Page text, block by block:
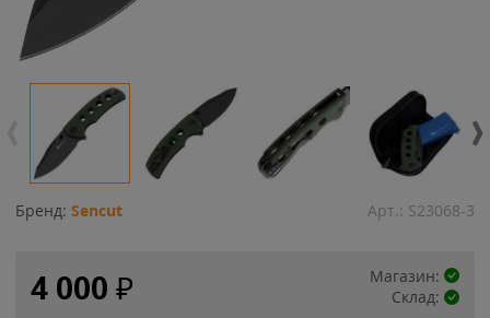
Бренд: Sencut Арт.: S23068-3
4 000 ₽
Магазин:
Склад: